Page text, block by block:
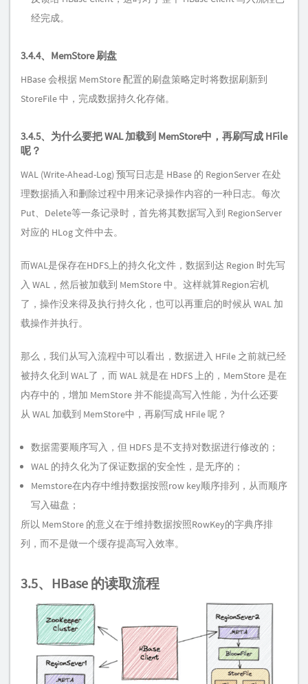
经完成。
3.4.4、MemStore 刷盘
HBase 会根据 MemStore 配置的刷盘策略定时将数据刷新到
StoreFile 中，完成数据持久化存储。
3.4.5、为什么要把 WAL 加载到 MemStore中，再刷写成 HFile
呢？
WAL (Write-Ahead-Log) 预写日志是 HBase 的 RegionServer 在处
理数据插入和删除过程中用来记录操作内容的一种日志。每次
Put、Delete等一条记录时，首先将其数据写入到 RegionServer
对应的 HLog 文件中去。
而WAL是保存在HDFS上的持久化文件，数据到达 Region 时先写
入 WAL，然后被加载到 MemStore 中。这样就算Region宕机
了，操作没来得及执行持久化，也可以再重启的时候从 WAL 加
载操作并执行。
那么，我们从写入流程中可以看出，数据进入 HFile 之前就已经
被持久化到 WAL了，而 WAL 就是在 HDFS 上的，MemStore 是在
内存中的，增加 MemStore 并不能提高写入性能，为什么还要
从 WAL 加载到 MemStore中，再刷写成 HFile 呢？
数据需要顺序写入，但 HDFS 是不支持对数据进行修改的；
WAL 的持久化为了保证数据的安全性，是无序的；
Memstore在内存中维持数据按照row key顺序排列，从而顺序
写入磁盘；
所以 MemStore 的意义在于维持数据按照RowKey的字典序排
列，而不是做一个缓存提高写入效率。
3.5、HBase 的读取流程